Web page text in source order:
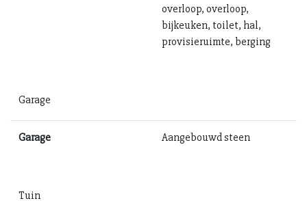
overloop, overloop,
bijkeuken, toilet, hal,
provisieruimte, berging
Garage
Garage Aangebouwd steen
Tuin